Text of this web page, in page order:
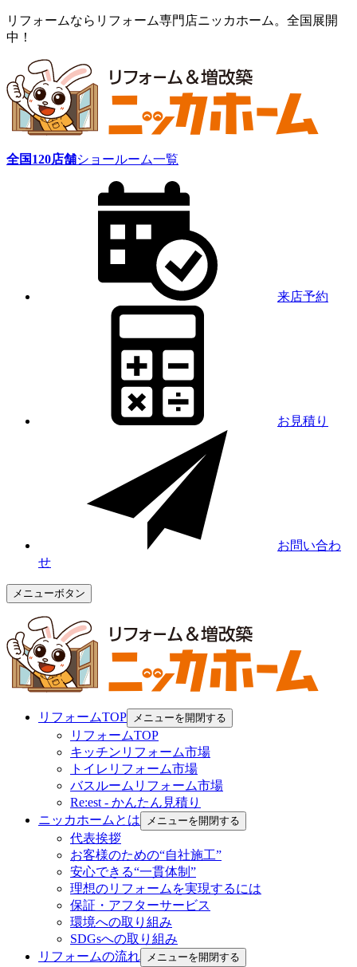
リフォームならリフォーム専門店ニッカホーム。全国展開
中！
全国120店舗ショールーム一覧
来店予約
お見積り
お問い合わ
せ
メニューボタン
リフォームTOP メニューを開閉する
リフォームTOP
キッチンリフォーム市場
トイレリフォーム市場
バスルームリフォーム市場
Re:est - かんたん見積り
ニッカホームとは
メニューを開閉する
代表挨拶
お客様のための“自社施工”
安心できる“一貫体制”
理想のリフォームを実現するには
保証・アフターサービス
環境への取り組み
SDGsへの取り組み
リフォームの流れ
メニューを開閉する